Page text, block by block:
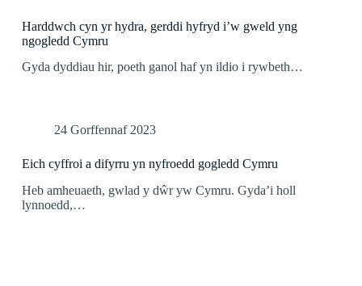
Harddwch cyn yr hydra, gerddi hyfryd i’w gweld yng
ngogledd Cymru
Gyda dyddiau hir, poeth ganol haf yn ildio i rywbeth…
24 Gorffennaf 2023
Eich cyffroi a difyrru yn nyfroedd gogledd Cymru
Heb amheuaeth, gwlad y dŵr yw Cymru. Gyda’i holl
lynnoedd,…